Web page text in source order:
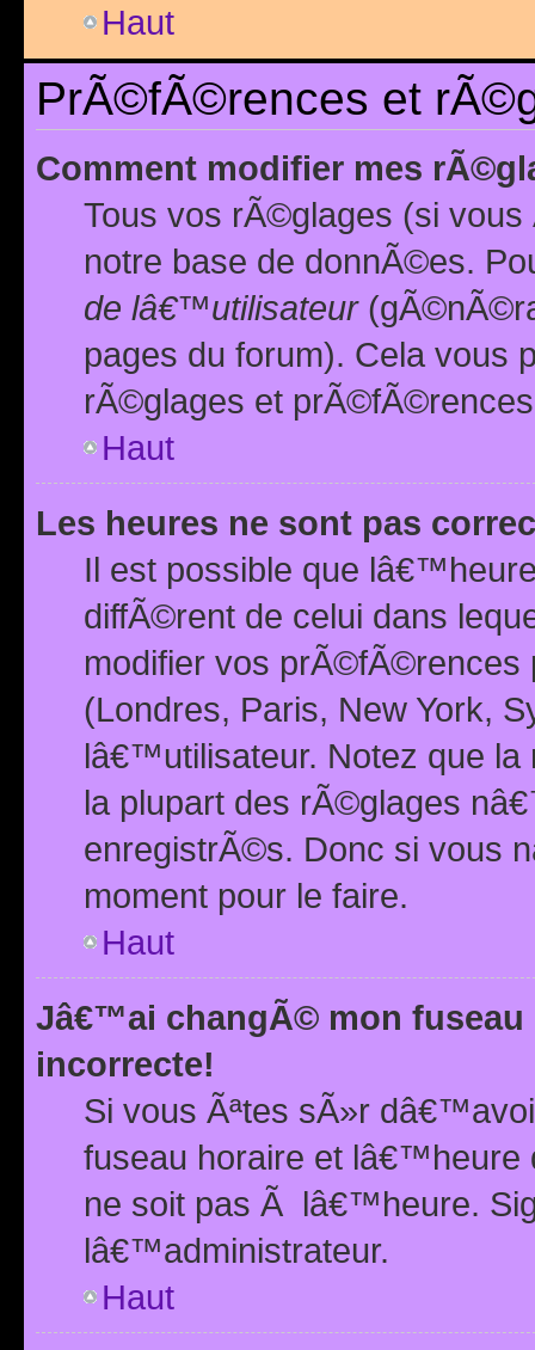
Haut
PrÃ©fÃ©rences et
Comment modifier mes
Tous vos rÃ©glages (si
notre base de donnÃ©es.
de lâ€™utilisateur
pages du forum). Cela vous
rÃ©glages et
Haut
Les heures ne sont pas
Il est possible que
diffÃ©rent de celui dans
modifier vos prÃ©fÃ©rences
(Londres, Paris, New York,
lâ€™utilisateur. Notez que la
la plupart des rÃ©glages
enregistrÃ©s. Donc si vous
moment pour le faire.
Haut
Jâ€™ai changÃ© mon
incorrecte!
Si vous Ãªtes sÃ»r
fuseau horaire et
ne soit pas Ã lâ€™heure.
lâ€™administrateur.
Haut